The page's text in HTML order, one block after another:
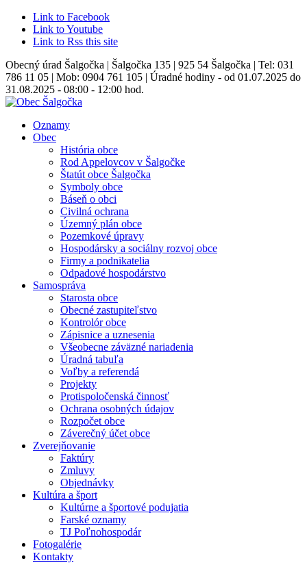
Link to Facebook
Link to Youtube
Link to Rss this site
Obecný úrad Šalgočka | Šalgočka 135 | 925 54 Šalgočka | Tel: 031
786 11 05 | Mob: 0904 761 105 | Úradné hodiny - od 01.07.2025 do
31.08.2025 - 08:00 - 12:00 hod.
Oznamy
Obec
História obce
Rod Appelovcov v Šalgočke
Štatút obce Šalgočka
Symboly obce
Báseň o obci
Civilná ochrana
Územný plán obce
Pozemkové úpravy
Hospodársky a sociálny rozvoj obce
Firmy a podnikatelia
Odpadové hospodárstvo
Samospráva
Starosta obce
Obecné zastupiteľstvo
Kontrolór obce
Zápisnice a uznesenia
Všeobecne záväzné nariadenia
Úradná tabuľa
Voľby a referendá
Projekty
Protispoločenská činnosť
Ochrana osobných údajov
Rozpočet obce
Záverečný účet obce
Zverejňovanie
Faktúry
Zmluvy
Objednávky
Kultúra a šport
Kultúrne a športové podujatia
Farské oznamy
TJ Poľnohospodár
Fotogalérie
Kontakty